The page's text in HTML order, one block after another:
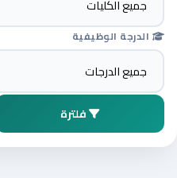
الدرجة الوظيفية
فلترة